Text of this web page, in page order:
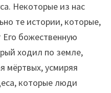
Некоторые из нас
те истории, которые,
божественную
ходил по земле,
мёртвых, усмиряя
которые люди